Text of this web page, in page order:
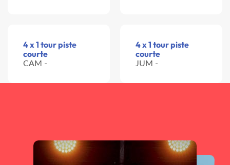
4 x 1 tour piste
courte
CAM -
4 x 1 tour piste
courte
JUM -